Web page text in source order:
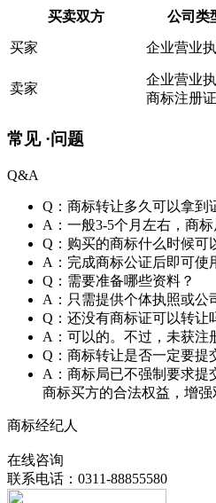
买卖双方 公司类
买家 企业营业
卖家
企业营业
商标注册
常见 ·问题
Q&A
Q：商标转让多久可以拿到
A：一般3-5个月左右，商
Q：购买的商标什么时候可
A：完成商标公证后即可使
Q：需要准备哪些资料？
A：只需提供个体执照或公
Q：还没有商标证可以转让
A：可以的。不过，未获注
Q：商标转让是否一定要提
A：商标局已不强制要求提
商标买方的合法权益，增强
商标经纪人
在线咨询
联系电话：0311-88855580